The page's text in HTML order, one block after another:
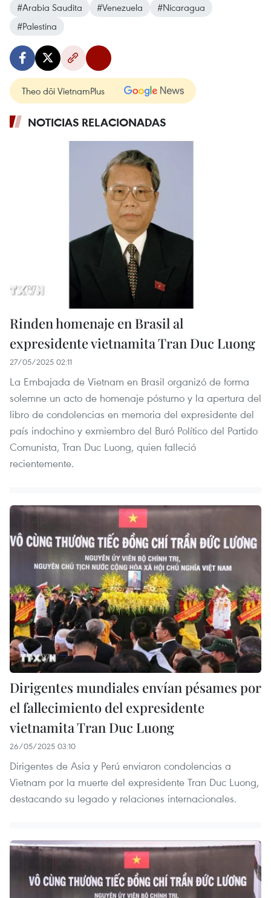
#Arabia Saudita #Venezuela
#Nicaragua
#Palestina
Theo dõi VietnamPlus
NOTICIAS RELACIONADAS
Rinden homenaje en Brasil al
expresidente vietnamita Tran Duc Luong
27/05/2025 02:11
La Embajada de Vietnam en Brasil organizó de forma
solemne un acto de homenaje póstumo y la apertura del
libro de condolencias en memoria del expresidente del
país indochino y exmiembro del Buró Político del Partido
Comunista, Tran Duc Luong, quien falleció
recientemente.
Dirigentes mundiales envían pésames por
el fallecimiento del expresidente
vietnamita Tran Duc Luong
26/05/2025 03:10
Dirigentes de Asia y Perú enviaron condolencias a
Vietnam por la muerte del expresidente Tran Duc Luong,
destacando su legado y relaciones internacionales.